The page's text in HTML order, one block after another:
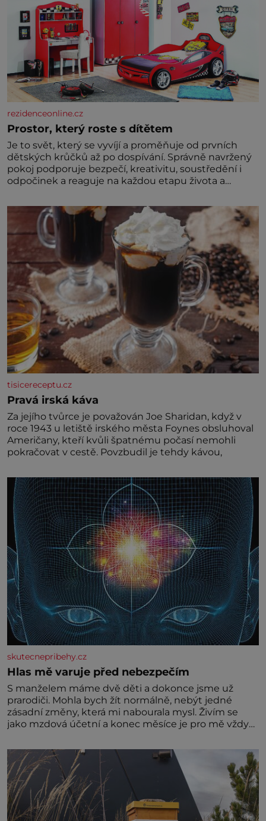
rezidenceonline.cz
Prostor, který roste s dítětem
Je to svět, který se vyvíjí a proměňuje od prvních
dětských krůčků až po dospívání. Správně navržený
pokoj podporuje bezpečí, kreativitu, soustředění i
odpočinek a reaguje na každou etapu života a
jednoduchost, měkkost a bezpečí, proto by pokoj
miminka měl působit především klidně a útulně.
Předškolní věk je
tisicereceptu.cz
Pravá irská káva
Za jejího tvůrce je považován Joe Sharidan, když v
roce 1943 u letiště irského města Foynes obsluhoval
Američany, kteří kvůli špatnému počasí nemohli
pokračovat v cestě. Povzbudil je tehdy kávou,
skutecnepribehy.cz
Hlas mě varuje před nebezpečím
S manželem máme dvě děti a dokonce jsme už
prarodiči. Mohla bych žít normálně, nebýt jedné
zásadní změny, která mi nabourala mysl. Živím se
jako mzdová účetní a konec měsíce je pro mě vždy
máme vnoučata, mi dcera čím dál častěji volá o
pomoc, co se hlídání týče. Dalo by se